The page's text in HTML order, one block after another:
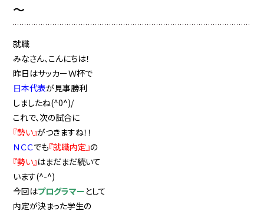
～
就職
みなさん、こんにちは！
昨日はサッカーＷ杯で
日本代表が見事勝利
しましたね(^0^)/
これで、次の試合に
『勢い』がつきますね！！
ＮＣＣでも『就職内定』の
『勢い』はまだまだ続いて
います(^-^)
今回はプログラマーとして
内定が決まった学生の